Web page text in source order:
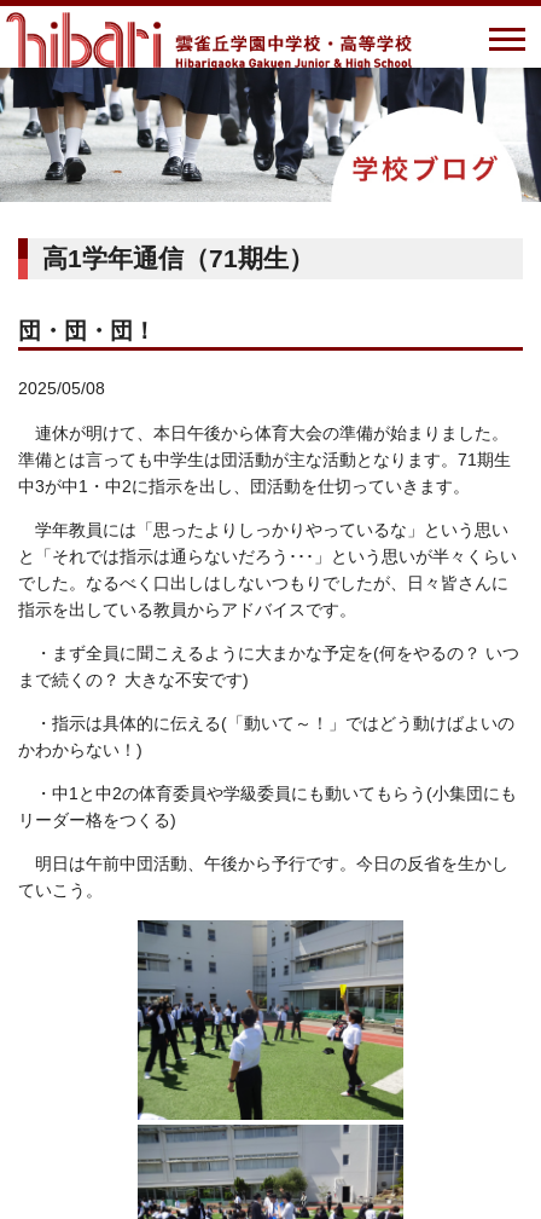
高1学年通信（71期生）
団・団・団！
2025/05/08
連休が明けて、本日午後から体育大会の準備が始まりました。
準備とは言っても中学生は団活動が主な活動となります。71期生
中3が中1・中2に指示を出し、団活動を仕切っていきます。
学年教員には「思ったよりしっかりやっているな」という思い
と「それでは指示は通らないだろう･･･」という思いが半々くらい
でした。なるべく口出しはしないつもりでしたが、日々皆さんに
指示を出している教員からアドバイスです。
・まず全員に聞こえるように大まかな予定を(何をやるの？ いつ
まで続くの？ 大きな不安です)
・指示は具体的に伝える(「動いて～！」ではどう動けばよいの
かわからない！)
・中1と中2の体育委員や学級委員にも動いてもらう(小集団にも
リーダー格をつくる)
明日は午前中団活動、午後から予行です。今日の反省を生かし
ていこう。